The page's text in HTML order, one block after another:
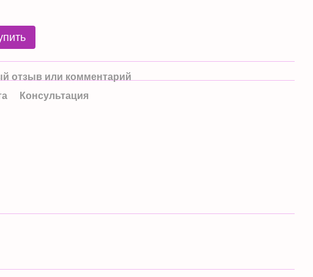
отзыв или комментарий
Консультация